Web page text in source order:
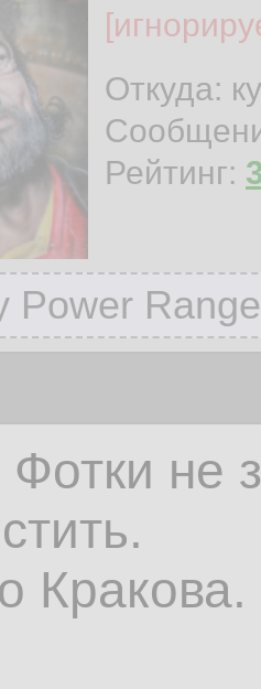
Откуда:
Рейтинг:
Power
Фотки не
Кракова.